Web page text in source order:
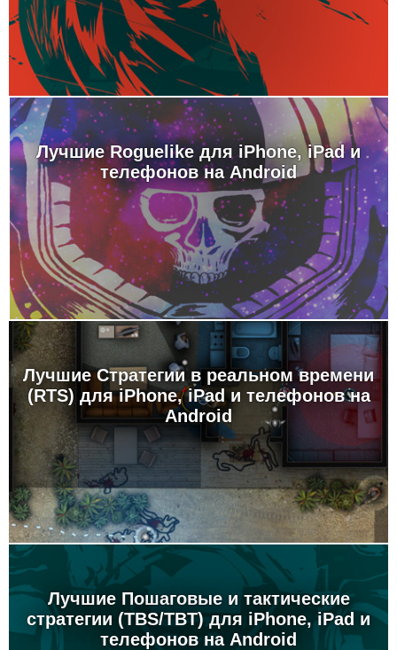
Лучшие Roguelike для iPhone, iPad и
телефонов на Android
Лучшие Стратегии в реальном времени
(RTS) для iPhone, iPad и телефонов на
Android
Лучшие Пошаговые и тактические
стратегии (TBS/TBT) для iPhone, iPad и
телефонов на Android